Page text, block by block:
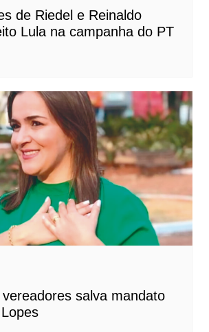
de Riedel e Reinaldo
Lula na campanha do PT
salva mandato